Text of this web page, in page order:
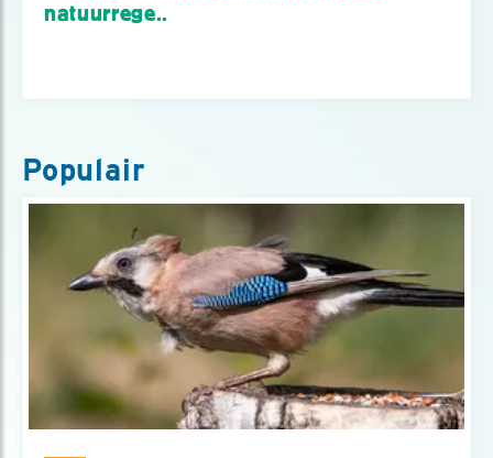
natuurrege..
Populair